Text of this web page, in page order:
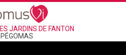
JARDINS DE FANTON
PÉGOMAS